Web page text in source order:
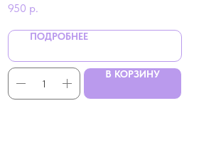
950 р.
ПОДРОБНЕЕ
В КОРЗИНУ